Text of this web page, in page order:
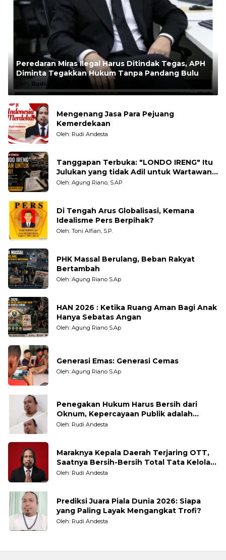
Peredaran Miras Ilegal Harus Ditindak Tegas, APH
Diminta Tegakkan Hukum Tanpa Pandang Bulu
Oleh: Rudi Andesta
Mengenang Jasa Para Pejuang
Kemerdekaan
Oleh: Rudi Andesta
Tanggapan Terbuka: "LONDO IRENG" Itu
Julukan yang tidak Adil untuk Wartawan,
Pengamat dan LSM
Oleh: Agung Riano, S.AP
Di Tengah Arus Globalisasi, Kemana
Idealisme Pers Berpihak?
Oleh: Toni Alfian, S.P.
PHK Massal Berulang, Beban Rakyat
Bertambah
Oleh: Agung Riano S.Ap
HAN 2026 : Ketika Ruang Aman Bagi Anak
Hanya Sebatas Angan
Oleh: Agung Riano S.Ap
Generasi Emas: Generasi Cemas
Oleh: Agung Riano S.Ap
Penegakan Hukum Harus Bersih dari
Oknum, Kepercayaan Publik adalah
Taruhannya
Oleh: Rudi Andesta
Maraknya Kepala Daerah Terjaring OTT,
Saatnya Bersih-Bersih Total Tata Kelola
Pemerintahan
Oleh: Rudi Andesta
Prediksi Juara Piala Dunia 2026: Siapa
yang Paling Layak Mengangkat Trofi?
Oleh: Rudi Andesta